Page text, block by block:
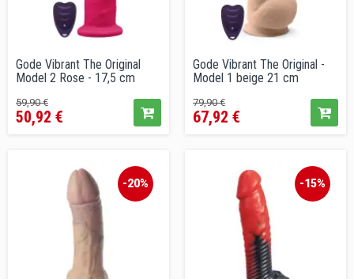
Gode Vibrant The Original
Model 2 Rose - 17,5 cm
Prix
de
59,90 €Prix
50,92 €
Gode Vibrant The Original -
Model 1 beige 21 cm
Prix
de
79,90 €Prix
67,92 €
-20% -15%